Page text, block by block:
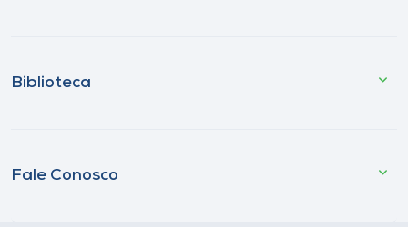
Biblioteca
Fale Conosco